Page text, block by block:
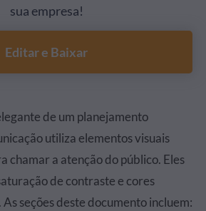
sua empresa!
Editar e Baixar
de um planejamento
utiliza elementos visuais
chamar a atenção do público. Eles
de contraste e cores
seções deste documento incluem: